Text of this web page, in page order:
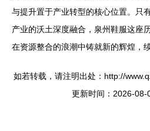
与提升置于产业转型的核心位置。只
产业的沃土深度融合，泉州鞋服这座
在资源整合的浪潮中铸就新的辉煌，
如若转载，请注明出处：http://
更新时间：2026-08-